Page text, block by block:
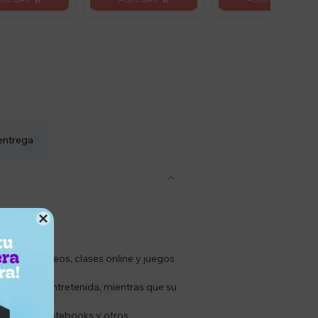

videos, clases online y juegos
entretenida, mientras que su
tablets, notebooks y otros